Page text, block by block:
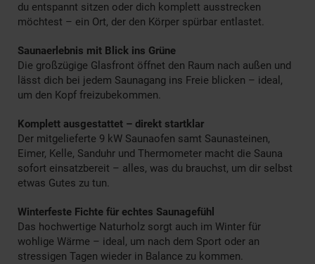
du entspannt sitzen oder dich komplett ausstrecken
möchtest – ein Ort, der den Körper spürbar entlastet.
Saunaerlebnis mit Blick ins Grüne
Die großzügige Glasfront öffnet den Raum nach außen und
lässt dich bei jedem Saunagang ins Freie blicken – ideal,
um den Kopf freizubekommen.
Komplett ausgestattet – direkt startklar
Der mitgelieferte 9 kW Saunaofen samt Saunasteinen,
Eimer, Kelle, Sanduhr und Thermometer macht die Sauna
sofort einsatzbereit – alles, was du brauchst, um dir selbst
etwas Gutes zu tun.
Winterfeste Fichte für echtes Saunagefühl
Das hochwertige Naturholz sorgt auch im Winter für
wohlige Wärme – ideal, um nach dem Sport oder an
stressigen Tagen wieder in Balance zu kommen.